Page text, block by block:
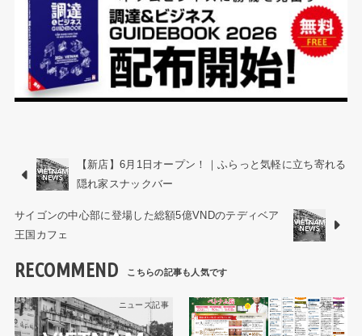
【新店】6月1日オープン！｜ふらっと気軽に立ち寄れる
隠れ家スナックバー
サイゴンの中心部に登場した総額5億VNDのテディベア
王国カフェ
RECOMMEND
ニュース記事 ニュース記事